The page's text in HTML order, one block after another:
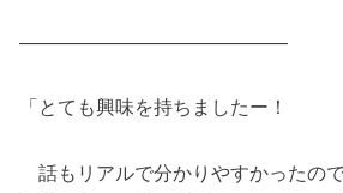
——————————————
「とても興味を持ちましたー！
話もリアルで分かりやすかったの